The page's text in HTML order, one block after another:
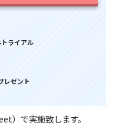
ライアル
レゼント
）で実施致します。